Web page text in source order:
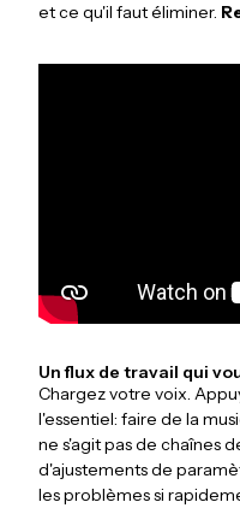
et ce qu'il faut éliminer.
Un flux de travail qui
Chargez votre voix.
l'essentiel: faire de la
ne s'agit pas de chaînes
d'ajustements de
les problèmes si